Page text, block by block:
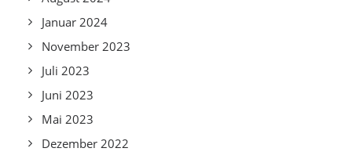
Januar 2024
November 2023
Juli 2023
Juni 2023
Mai 2023
Dezember 2022